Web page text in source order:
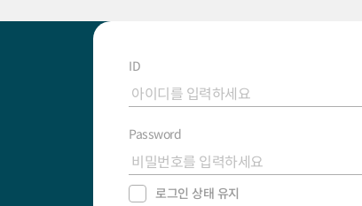
ID
Password
로그인 상태 유지